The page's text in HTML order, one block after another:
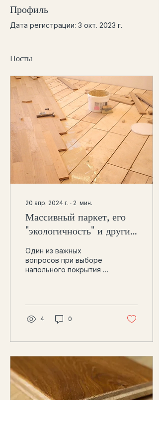
Профиль
Дата регистрации: 3 окт. 2023 г.
Посты
20 апр. 2024 г. ∙ 2 мин.
Массивный паркет, его
"экологичность" и другие
недостатки
Один из важных
вопросов при выборе
напольного покрытия из
приходится слышать
от... 4 0